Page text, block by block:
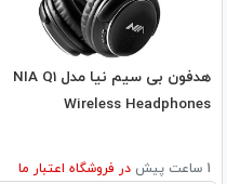
هدفون بی سیم نیا مدل NIA Q1
Wireless Headphones
1 ساعت پیش در فروشگاه اعتبار ما